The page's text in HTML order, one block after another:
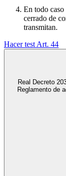
En todo caso
cerrado de
transmitan.
Hacer test Art. 44
Real Decreto
Reglamento de